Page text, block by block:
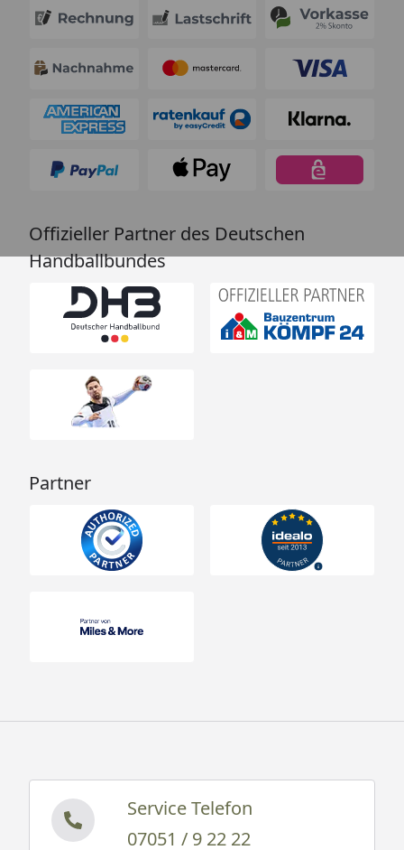
Offizieller Partner des Deutschen
Handballbundes
Partner
Service Telefon
07051 / 9 22 22